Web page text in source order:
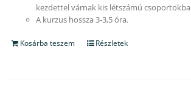
kezdettel várnak kis létszámú
A kurzus hossza 3-3,5 óra.
Kosárba teszem Részletek